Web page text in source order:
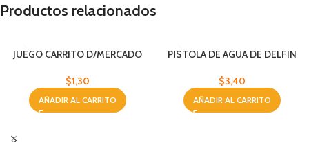
Productos relacionados
JUEGO CARRITO D/MERCADO
$1,30
AÑADIR AL CARRITO
PISTOLA DE AGUA DE DELFIN
$3,40
AÑADIR AL CARRITO